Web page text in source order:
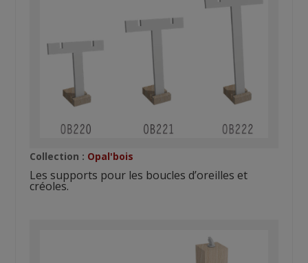
Collection : Opal'bois
Les supports pour les boucles d’oreilles et
créoles.